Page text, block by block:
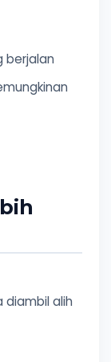
berjalan
alih